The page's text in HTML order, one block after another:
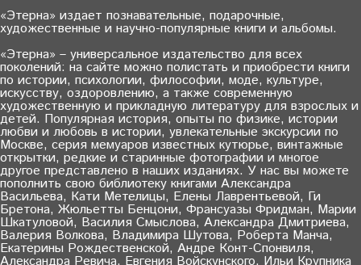
«Этерна» издает познавательные, подарочные,
художественные и научно-популярные книги и альбомы.
«Этерна» – универсальное издательство для всех
поколений: на сайте можно полистать и приобрести книги
по истории, психологии, философии, моде, культуре,
искусству, оздоровлению, а также современную
художественную и прикладную литературу для взрослых и
детей. Популярная история, опыты по физике, истории
любви и любовь в истории, увлекательные экскурсии по
Москве, серия мемуаров известных кутюрье, винтажные
открытки, редкие и старинные фотографии и многое
другое представлено в наших изданиях. У нас вы можете
пополнить свою библиотеку книгами Александра
Васильева, Кати Метелицы, Елены Лаврентьевой, Ги
Бретона, Жюльетты Бенцони, Франсуазы Фридман, Марии
Шкатуловой, Василия Смыслова, Александра Дмитриева,
Валерия Волкова, Владимира Шутова, Роберта Манча,
Екатерины Рождественской, Андре Конт-Спонвиля,